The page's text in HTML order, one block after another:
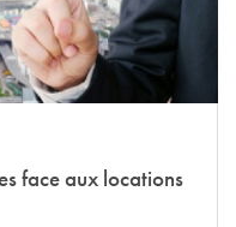
face aux locations